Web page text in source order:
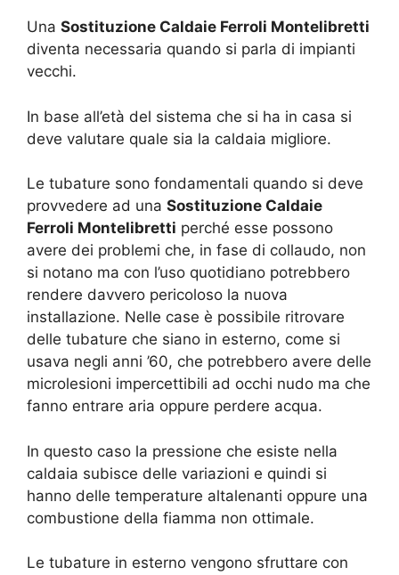
Una Sostituzione Caldaie Ferroli Montelibretti
diventa necessaria quando si parla di impianti
vecchi.
In base all’età del sistema che si ha in casa si
deve valutare quale sia la caldaia migliore.
Le tubature sono fondamentali quando si deve
provvedere ad una Sostituzione Caldaie
Ferroli Montelibretti perché esse possono
avere dei problemi che, in fase di collaudo, non
si notano ma con l’uso quotidiano potrebbero
rendere davvero pericoloso la nuova
installazione. Nelle case è possibile ritrovare
delle tubature che siano in esterno, come si
usava negli anni ’60, che potrebbero avere delle
microlesioni impercettibili ad occhi nudo ma che
fanno entrare aria oppure perdere acqua.
In questo caso la pressione che esiste nella
caldaia subisce delle variazioni e quindi si
hanno delle temperature altalenanti oppure una
combustione della fiamma non ottimale.
Le tubature in esterno vengono sfruttare con